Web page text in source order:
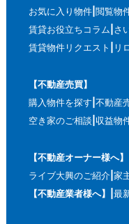
お気に入り物件 閲覧物
賃貸お役立ちコラム さ
賃貸物件リクエスト
リ
【不動産売買】
購入物件を探す 不動産
空き家のご相談 収益物
【不動産オーナー様へ】
ライブ大興のご紹介 家
【不動産業者様へ】
最